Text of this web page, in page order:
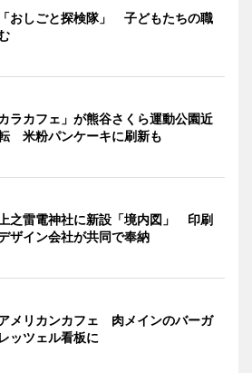
おしごと探検隊」 子どもたちの職
カラカフェ」が熊谷さくら運動公園近
米粉パンケーキに刷新も
之雷電神社に新設「境内図」 印刷
ザイン会社が共同で奉納
メリカンカフェ 肉メインのバーガ
ッツェル看板に